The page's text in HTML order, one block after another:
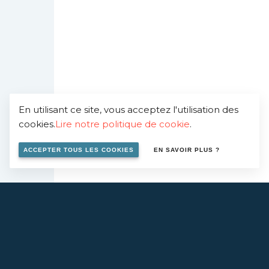
En utilisant ce site, vous acceptez l'utilisation des
cookies.Lire notre politique de cookie.
ACCEPTER TOUS LES COOKIES EN SAVOIR PLUS ?